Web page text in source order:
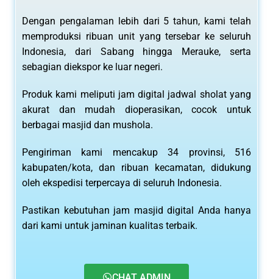
Dengan pengalaman lebih dari 5 tahun, kami telah
memproduksi ribuan unit yang tersebar ke seluruh
Indonesia, dari Sabang hingga Merauke, serta
sebagian diekspor ke luar negeri.
Produk kami meliputi jam digital jadwal sholat yang
akurat dan mudah dioperasikan, cocok untuk
berbagai masjid dan mushola.
Pengiriman kami mencakup 34 provinsi, 516
kabupaten/kota, dan ribuan kecamatan, didukung
oleh ekspedisi terpercaya di seluruh Indonesia.
Pastikan kebutuhan jam masjid digital Anda hanya
dari kami untuk jaminan kualitas terbaik.